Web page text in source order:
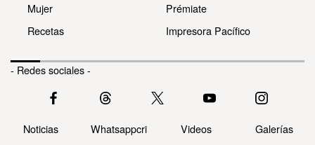
Mujer
Recetas
Prémiate
Impresora Pacífico
- Redes sociales -
Noticias Whatsappcri Videos Galerías